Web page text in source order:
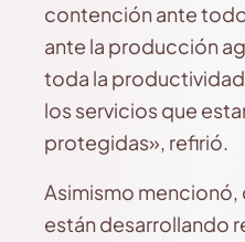
contención ante
ante la producción
toda la
los servicios que
protegidas», refirió.
Asimismo
están desarrollando